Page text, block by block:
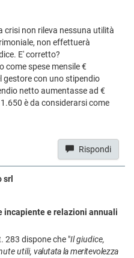
crisi non rileva nessuna utilità
non effettuerà
E' corretto?
come spese mensile €
gestore con uno stipendio
netto aumentasse ad €
è da considerarsi come
Rispondi
srl
incapiente e relazioni annuali
283 dispone che "Il giudice,
utili, valutatalameritevolezza